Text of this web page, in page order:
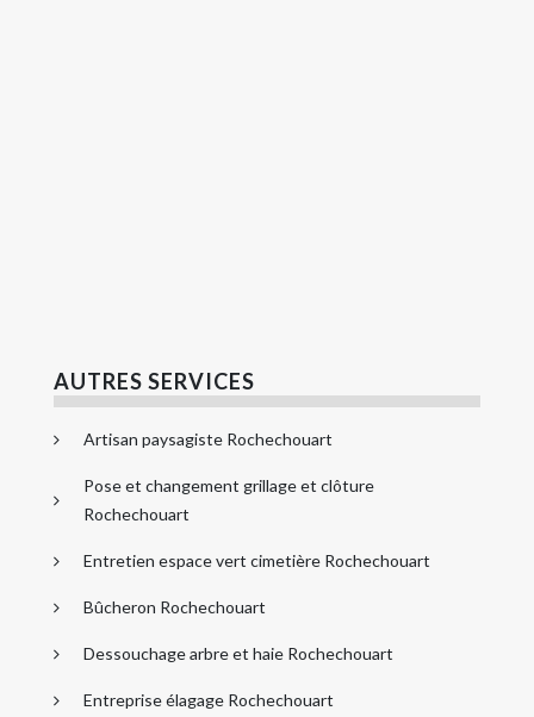
AUTRES SERVICES
Artisan paysagiste Rochechouart
Pose et changement grillage et clôture
Rochechouart
Entretien espace vert cimetière Rochechouart
Bûcheron Rochechouart
Dessouchage arbre et haie Rochechouart
Entreprise élagage Rochechouart